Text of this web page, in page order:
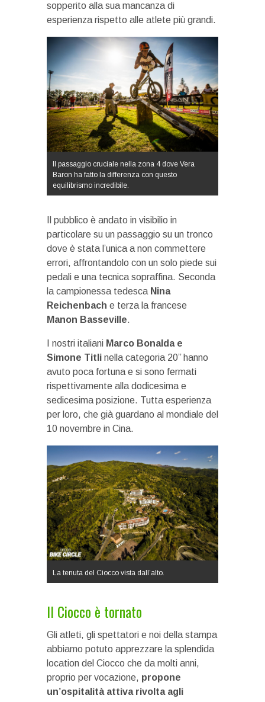
sopperito alla sua mancanza di
esperienza rispetto alle atlete più grandi.
Il passaggio cruciale nella zona 4 dove Vera
Baron ha fatto la differenza con questo
equilibrismo incredibile.
Il pubblico è andato in visibilio in
particolare su un passaggio su un tronco
dove è stata l’unica a non commettere
errori, affrontandolo con un solo piede sui
pedali e una tecnica sopraffina. Seconda
la campionessa tedesca Nina
Reichenbach e terza la francese
Manon Basseville.
I nostri italiani Marco Bonalda e
Simone Titli nella categoria 20’’ hanno
avuto poca fortuna e si sono fermati
rispettivamente alla dodicesima e
sedicesima posizione. Tutta esperienza
per loro, che già guardano al mondiale del
10 novembre in Cina.
La tenuta del Ciocco vista dall’alto.
Il Ciocco è tornato
Gli atleti, gli spettatori e noi della stampa
abbiamo potuto apprezzare la splendida
location del Ciocco che da molti anni,
proprio per vocazione, propone
un’ospitalità attiva rivolta agli